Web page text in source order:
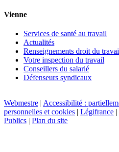
Vienne
Services de santé au travail
Actualités
Renseignements droit du
Votre inspection du travail
Conseillers du salarié
Défenseurs syndicaux
Webmestre | Accessibilité :
personnelles et cookies | Légifrance |
Publics | Plan du site